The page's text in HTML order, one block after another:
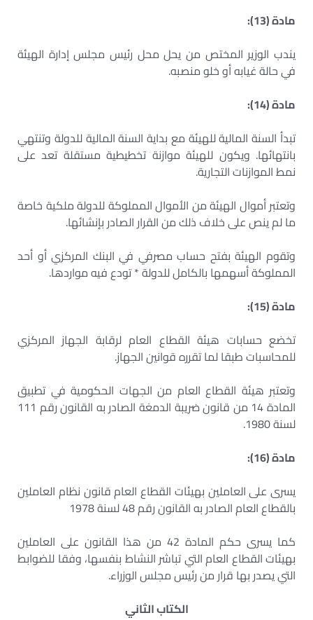
مادة (13):
يندب الوزير المختص من يحل محل رئيس مجلس إدارة الهيئة
في حالة غيابه أو خلو منصبه.
مادة (14):
تبدأ السنة المالية للهيئة مع بداية السنة المالية للدولة وتنتهي
بانتهائها. ويكون للهيئة موازنة تخطيطية مستقلة تعد على
نمط الموازنات التجارية.
وتعتبر أموال الهيئة من الأموال المملوكة للدولة ملكية خاصة
ما لم ينص على خلاف ذلك من القرار الصادر بإنشائها.
وتقوم الهيئة بفتح حساب مصرفي في البنك المركزي أو أحد
المملوكة أسهمها بالكامل للدولة * تودع فيه مواردها.
مادة (15):
تخضع حسابات هيئة القطاع العام لرقابة الجهاز المركزي
للمحاسبات طبقا لما تقرره قوانين الجهاز.
وتعتبر هيئة القطاع العام من الجهات الحكومية في تطبيق
المادة 14 من قانون ضريبة الدمغة الصادر به القانون رقم 111
لسنة 1980.
مادة (16):
يسرى على العاملين بهيئات القطاع العام قانون نظام العاملين
بالقطاع العام الصادر به القانون رقم 48 لسنة 1978
كما يسرى حكم المادة 42 من هذا القانون على العاملين
بهيئات القطاع العام التي تباشر النشاط بنفسها، وفقا للضوابط
التي يصدر بها قرار من رئيس مجلس الوزراء.
الكتاب الثاني